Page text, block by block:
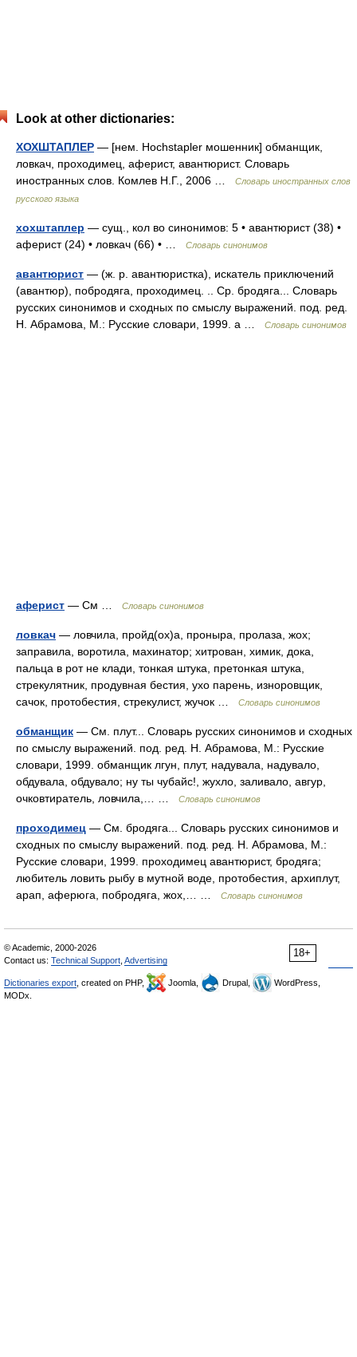
Look at other dictionaries:
ХОХШТАПЛЕР — [нем. Hochstapler мошенник] обманщик,
ловкач, проходимец, аферист, авантюрист. Словарь
иностранных слов. Комлев Н.Г., 2006 …
Словарь иностранных слов
русского языка
хохштаплер — сущ., кол во синонимов: 5 • авантюрист (38) •
аферист (24) • ловкач (66) • …
Словарь синонимов
авантюрист — (ж. р. авантюристка), искатель приключений
(авантюр), побродяга, проходимец. .. Ср. бродяга... Словарь
русских синонимов и сходных по смыслу выражений. под. ред.
Н. Абрамова, М.: Русские словари, 1999. а …
Словарь синонимов
аферист — См … Словарь синонимов
ловкач — ловчила, пройд(ох)а, проныра, пролаза, жох;
заправила, воротила, махинатор; хитрован, химик, дока,
пальца в рот не клади, тонкая штука, претонкая штука,
стрекулятник, продувная бестия, ухо парень, изноровщик,
сачок, протобестия, стрекулист, жучок …
Словарь синонимов
обманщик — См. плут... Словарь русских синонимов и сходных
по смыслу выражений. под. ред. Н. Абрамова, М.: Русские
словари, 1999. обманщик лгун, плут, надувала, надувало,
обдувала, обдувало; ну ты чубайс!, жухло, заливало, авгур,
очковтиратель, ловчила,… …
Словарь синонимов
проходимец — См. бродяга... Словарь русских синонимов и
сходных по смыслу выражений. под. ред. Н. Абрамова, М.:
Русские словари, 1999. проходимец авантюрист, бродяга;
любитель ловить рыбу в мутной воде, протобестия, архиплут,
арап, аферюга, побродяга, жох,… …
Словарь синонимов
18+
© Academic, 2000-2026
Contact us: Technical Support Advertising
Dictionaries export , created on PHP, Joomla, Drupal,
WordPress,
MODx.